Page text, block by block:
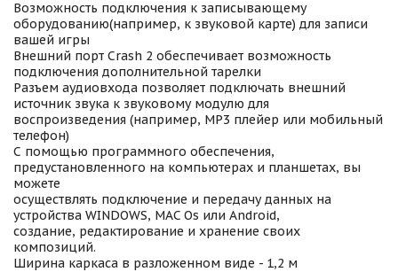
Возможность подключения к записывающему
оборудованию(например, к звуковой карте) для записи
вашей игры
Внешний порт Crash 2 обеспечивает возможность
подключения дополнительной тарелки
Разъем аудиовхода позволяет подключать внешний
источник звука к звуковому модулю для
воспроизведения (например, MP3 плейер или мобильный
телефон)
С помощью программного обеспечения,
предустановленного на компьютерах и планшетах, вы
можете
осуществлять подключение и передачу данных на
устройства WINDOWS, MAC Os или Android,
создание, редактирование и хранение своих
композиций.
Ширина каркаса в разложенном виде - 1,2 м